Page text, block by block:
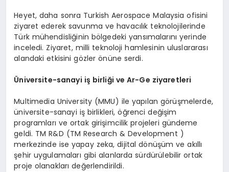
Heyet, daha sonra Turkish Aerospace Malaysia ofisini
ziyaret ederek savunma ve havacılık teknolojilerinde
Türk mühendisliğinin bölgedeki yansımalarını yerinde
inceledi. Ziyaret, milli teknoloji hamlesinin uluslararası
alandaki etkisini gözler önüne serdi.
Üniversite-sanayi iş birliği ve Ar-Ge ziyaretleri
Multimedia University (MMU) ile yapılan görüşmelerde,
üniversite-sanayi iş birlikleri, öğrenci değişim
programları ve ortak girişimcilik projeleri gündeme
geldi. TM R&D (TM Research & Development )
merkezinde ise yapay zeka, dijital dönüşüm ve akıllı
şehir uygulamaları gibi alanlarda sürdürülebilir ortak
proje olanakları değerlendirildi.